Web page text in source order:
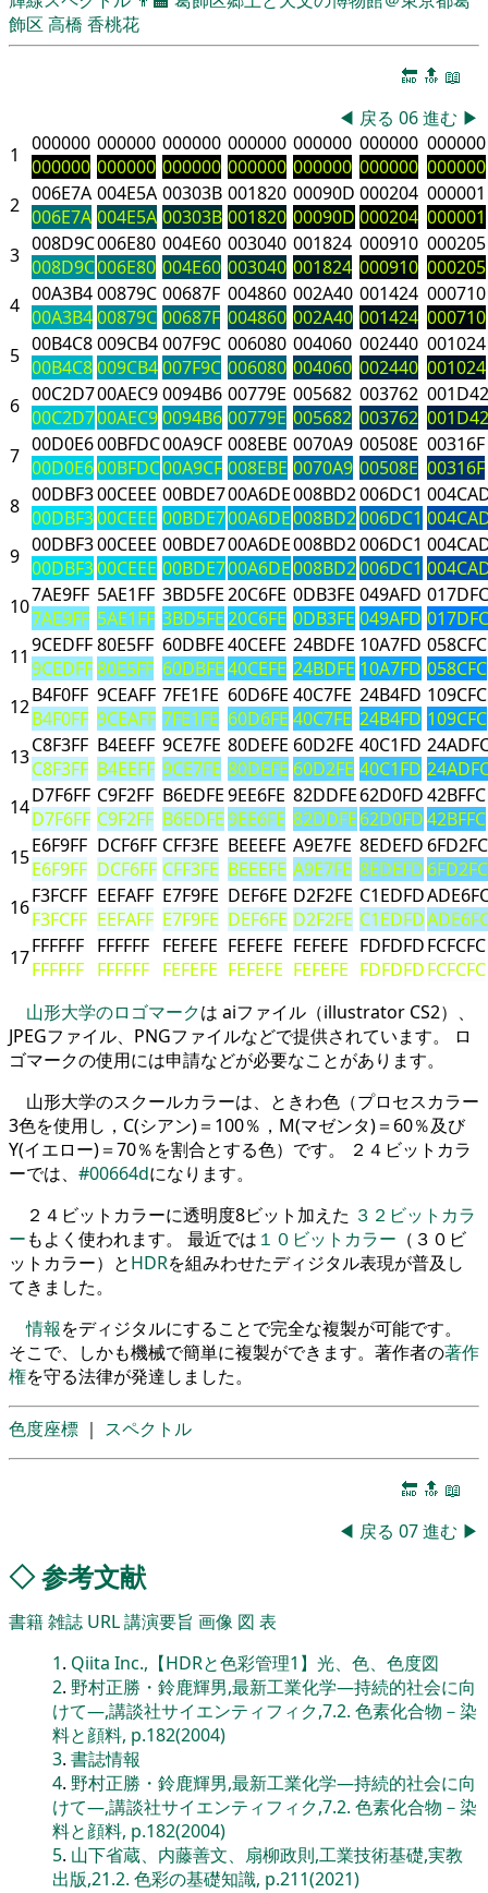
飾区 高橋 香桃花
🔚 🔝 📖
◀ 戻る 06進む ▶
1
000000
000000
000000
000000
000000
000000
000000
000000
000000
000000
000000
000000
000000
000000
2 006E7A
006E7A
004E5A
004E5A
00303B
00303B
001820
001820
00090D
00090D
000204
000204
000001
000001
3 008D9C
008D9C
006E80
006E80
004E60
004E60
003040
003040
001824
001824
000910
000910
000205
000205
4 00A3B4
00A3B4
00879C
00879C
00687F
00687F
004860
004860
002A40
002A40
001424
001424
000710
000710
5 00B4C8
00B4C8
009CB4
009CB4
007F9C
007F9C
006080
006080
004060
004060
002440
002440
001024
001024
6 00C2D7
00C2D7
00AEC9
00AEC9
0094B6
0094B6
00779E
00779E
005682
005682
003762
003762
001D42
001D42
7 00D0E6
00D0E6
00BFDC
00BFDC
00A9CF
00A9CF
008EBE
008EBE
0070A9
0070A9
00508E
00508E
00316F
00316F
8 00DBF3
00DBF3
00CEEE
00CEEE
00BDE7
00BDE7
00A6DE
00A6DE
008BD2
008BD2
006DC1
006DC1
9 00DBF3
00DBF3
00CEEE
00CEEE
00BDE7
00BDE7
00A6DE
00A6DE
008BD2
008BD2
006DC1
006DC1
107AE9FF
7AE9FF
5AE1FF
5AE1FF
3BD5FE
3BD5FE
20C6FE
20C6FE
0DB3FE
0DB3FE
049AFD
049AFD
017DFC
017DFC
11 9CEDFF
9CEDFF
80E5FF
80E5FF
60DBFE
60DBFE
40CEFE
40CEFE
24BDFE
24BDFE
10A7FD
10A7FD
058CFC
058CFC
12B4F0FF
B4F0FF
9CEAFF
9CEAFF
7FE1FE
7FE1FE
60D6FE
60D6FE
40C7FE
40C7FE
24B4FD
24B4FD
109CFC
109CFC
13C8F3FF
C8F3FF
B4EEFF
B4EEFF
9CE7FE
9CE7FE
80DEFE
80DEFE
60D2FE
60D2FE
40C1FD
40C1FD
14D7F6FF
D7F6FF
C9F2FF
C9F2FF
B6EDFE
B6EDFE
9EE6FE
9EE6FE
82DDFE
82DDFE
62D0FD
62D0FD
42BFFC
42BFFC
15E6F9FF
E6F9FF
DCF6FF
DCF6FF
CFF3FE
CFF3FE
BEEEFE
BEEEFE
A9E7FE
A9E7FE
8EDEFD
8EDEFD
6FD2FC
6FD2FC
16F3FCFF
F3FCFF
EEFAFF
EEFAFF
E7F9FE
E7F9FE
DEF6FE
DEF6FE
D2F2FE
D2F2FE
C1EDFD
C1EDFD
17FFFFFF
FFFFFF
FFFFFF
FFFFFF
FEFEFE
FEFEFE
FEFEFE
FEFEFE
FEFEFE
FEFEFE
FDFDFD
FDFDFD
FCFCFC
FCFCFC
山形大学のロゴマークは aiファイル（illustrator CS2）、
JPEGファイル、PNGファイルなどで提供されています。 ロ
ゴマークの使用には申請などが必要なことがあります。
山形大学のスクールカラーは、ときわ色（プロセスカラー
3色を使用し，C(シアン)＝100％，M(マゼンタ)＝60％及び
Y(イエロー)＝70％を割合とする色）です。 ２４ビットカラ
ーでは、 #00664dになります。
２４ビットカラーに透明度8ビット加えた ３２ビットカラ
ーもよく使われます。 最近では １０ビットカラー （３０ビ
ットカラー）とHDRを組みわせたディジタル表現が普及し
てきました。
情報をディジタルにすることで完全な複製が可能です。
そこで、しかも機械で簡単に複製ができます。著作者の著作
権を守る法律が発達しました。
色度座標 ｜ スペクトル
🔚 🔝 📖
◀ 戻る 07進む ▶
◇参考文献
書籍雑誌 URL講演要旨 画像 図 表
1. Qiita Inc.,【HDRと色彩管理1】光、色、色度図
2. 野村正勝・鈴鹿輝男,最新工業化学―持続的社会に向
けて―,講談社サイエンティフィク,7.2. 色素化合物－染
料と顔料, p.182(2004)
3. 書誌情報
4. 野村正勝・鈴鹿輝男,最新工業化学―持続的社会に向
けて―,講談社サイエンティフィク,7.2. 色素化合物－染
料と顔料, p.182(2004)
5. 山下省蔵、内藤善文、扇柳政則,工業技術基礎,実教
出版,21.2. 色彩の基礎知識, p.211(2021)